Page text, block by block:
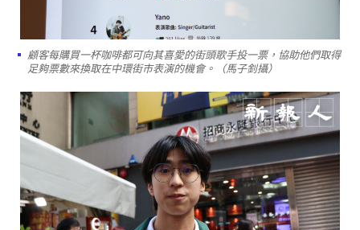
顧客每購買一杯咖啡都可向其喜愛的街頭歌手投一票，協助他們取得
足夠票數來換取在中環街市表演的機會。（馬子釗攝）